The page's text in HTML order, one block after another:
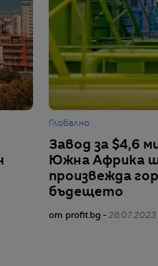
Глобално
Завод за $4,6
Южна Африка
произвежда
бъдещето
от profit.bg - 26.07.2023